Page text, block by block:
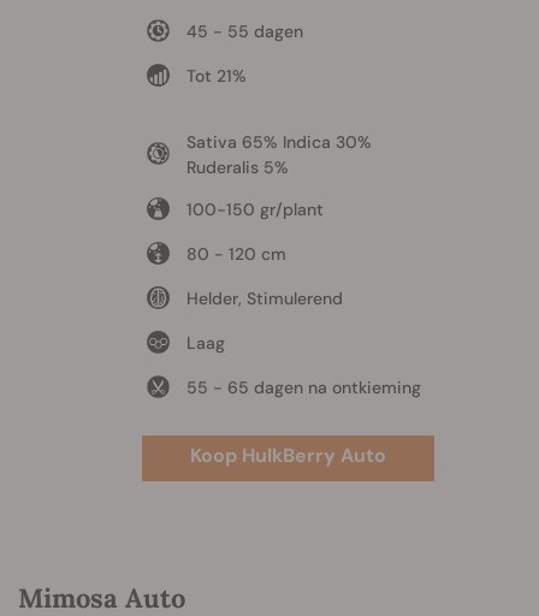
45 - 55 dagen
Tot 21%
Sativa 65% Indica 30%
Ruderalis 5%
100-150 gr/plant
80 - 120 cm
Helder, Stimulerend
Laag
55 - 65 dagen na ontkieming
Koop HulkBerry Auto
Mimosa Auto